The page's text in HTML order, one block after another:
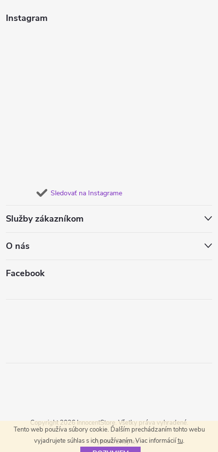
Tento web používa súbory cookie. Ďalším prechádzaním tohto webu
vyjadrujete súhlas s ich používaním. Viac informáciítu.
Instagram
Sledovať na Instagrame
Služby zákazníkom
O nás
Facebook
Vytvoril Shoptet
Copyright 2026 InnocentStore. Všetky práva vyhradené.